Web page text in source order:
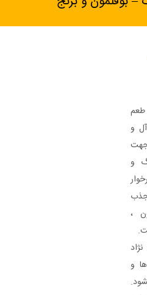
و
جهت
و
،
و